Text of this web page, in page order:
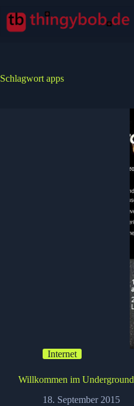
Inhalt
springen
Schlagwort apps
Internet
Willkommen im Underground
18. September 2015